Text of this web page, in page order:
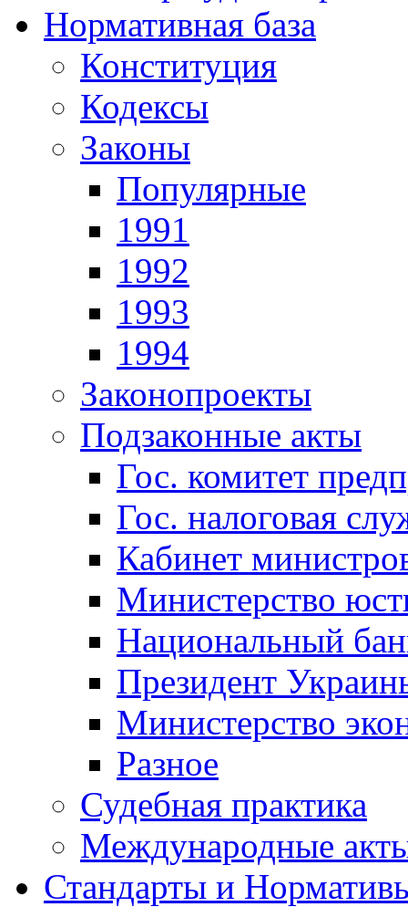
Нормативная база
Конституция
Кодексы
Законы
Популярные
1991
1992
1993
1994
Законопроекты
Подзаконные акты
Гос. комитет
Гос. налоговая
Кабинет
Министерство
Национальный
Президент
Министерство
Разное
Судебная практика
Международные
Стандарты и